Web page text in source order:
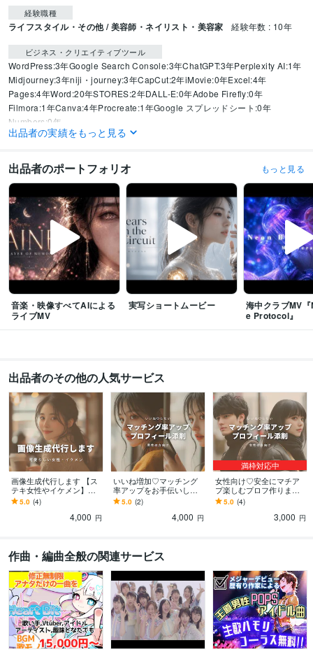
経験職種
ライフスタイル・その他 / 美容師・ネイリスト・美容家 経験年数 : 10年
ビジネス・クリエイティブツール
WordPress:3年Google Search Console:3年ChatGPT:3年Perplexity AI:1年
Midjourney:3年niji・journey:3年CapCut:2年iMovie:0年Excel:4年
Pages:4年Word:20年STORES:2年DALL-E:0年Adobe Firefly:0年
Filmora:1年Canva:4年Procreate:1年Google スプレッドシート:0年
Numbers:0年
生成AI活用・開発・制作
悩み相談・カウンセリング モテるプロフィール添削・作成
出品者の実績をもっと見る
出品者のポートフォリオ もっと見る
音楽・映像すべてAIによる
ライブMV
実写ショートムービー
海中クラブMV
e Protocol』
出品者のその他の人気サービス
画像生成代行します 【ス
テキ女性やイケメン】最
新ハイクオリティのAIツ
ール使用
5.0 (4)
4,000 円
いいね増加♡マッチング
率アップをお手伝いしま
す 【男性向け】心理学大
好き恋愛体質な女が全力
でプロフィール添削
5.0 (2)
4,000 円
満枠対応中
女性向け♡安全にマチア
プ楽しむプロフ作ります
心理学に詳しい私が「良
い男性」を呼び込めるよ
5.0 (4)
3,000 円
作曲・編曲全般の関連サービス